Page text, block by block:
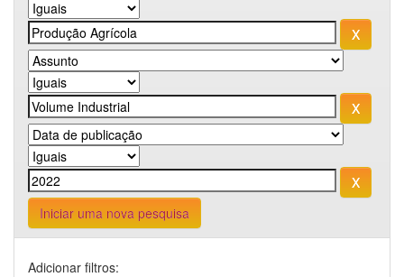
Iniciar uma nova pesquisa
Adicionar filtros: